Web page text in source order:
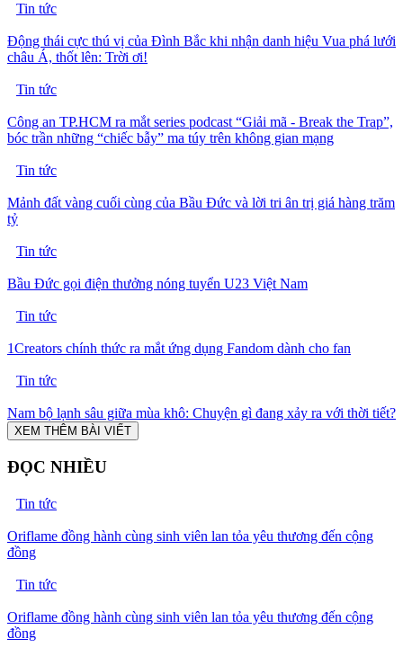
Tin tức
Động thái cực thú vị của Đình Bắc khi nhận danh hiệu Vua phá lưới
châu Á, thốt lên: Trời ơi!
Tin tức
Công an TP.HCM ra mắt series podcast “Giải mã - Break the Trap”,
bóc trần những “chiếc bẫy” ma túy trên không gian mạng
Tin tức
Mảnh đất vàng cuối cùng của Bầu Đức và lời tri ân trị giá hàng trăm
tỷ
Tin tức
Bầu Đức gọi điện thưởng nóng tuyển U23 Việt Nam
Tin tức
1Creators chính thức ra mắt ứng dụng Fandom dành cho fan
Tin tức
Nam bộ lạnh sâu giữa mùa khô: Chuyện gì đang xảy ra với thời tiết?
XEM THÊM BÀI VIẾT
ĐỌC NHIỀU
Tin tức
Oriflame đồng hành cùng sinh viên lan tỏa yêu thương đến cộng
đồng
Tin tức
Oriflame đồng hành cùng sinh viên lan tỏa yêu thương đến cộng
đồng